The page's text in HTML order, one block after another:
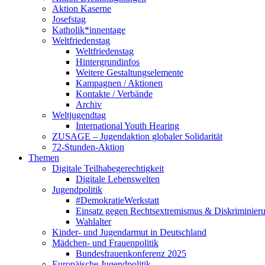
Aktion Kaserne
Josefstag
Katholik*innentage
Weltfriedenstag
Weltfriedenstag
Hintergrundinfos
Weitere Gestaltungselemente
Kampagnen / Aktionen
Kontakte / Verbände
Archiv
Weltjugendtag
International Youth Hearing
ZUSAGE – Jugendaktion globaler Solidarität
72-Stunden-Aktion
Themen
Digitale Teilhabegerechtigkeit
Digitale Lebenswelten
Jugendpolitik
#DemokratieWerkstatt
Einsatz gegen Rechtsextremismus &
Wahlalter
Kinder- und Jugendarmut in Deutschland
Mädchen- und Frauenpolitik
Bundesfrauenkonferenz 2025